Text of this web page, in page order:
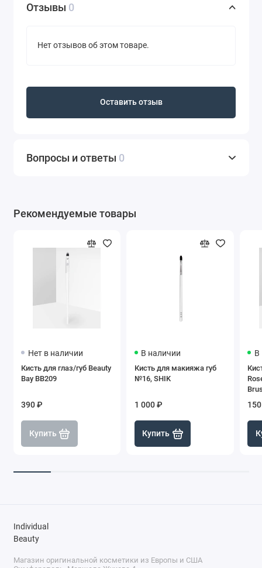
Отзывы 0
Нет отзывов об этом товаре.
Оставить отзыв
Вопросы и ответы 0
Рекомендуемые товары
Нет в наличии
Кисть для глаз/губ Beauty
Bay BB209
390 ₽
Купить
В наличии
Кисть для макияжа губ
№16, SHIK
1 000 ₽
Купить
В
Individual
Beauty
Магазин оригинальной косметики из Европы и США